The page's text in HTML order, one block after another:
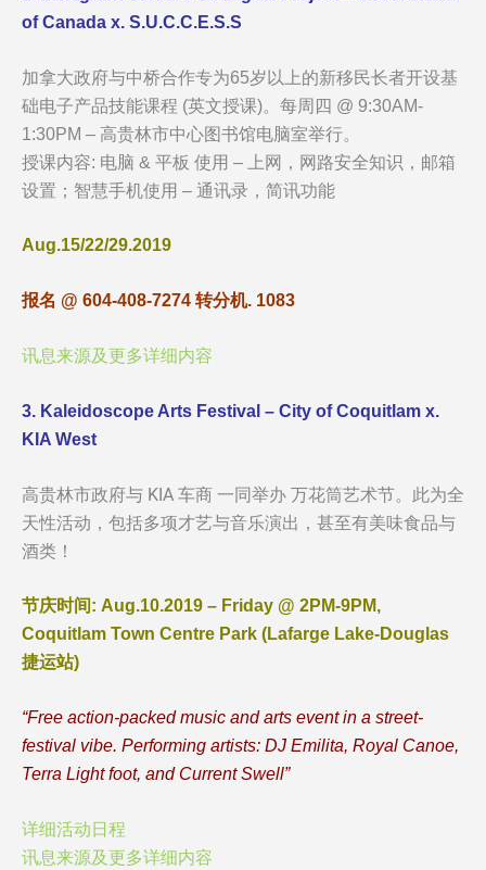
of Canada x. S.U.C.C.E.S.S
加拿大政府与中桥合作专为65岁以上的新移民长者开设基
础电子产品技能课程 (英文授课)。每周四 @ 9:30AM-
1:30PM – 高贵林市中心图书馆电脑室举行。
授课内容: 电脑 & 平板 使用 – 上网，网路安全知识，邮箱
设置；智慧手机使用 – 通讯录，简讯功能
Aug.15/22/29.2019
报名 @ 604-408-7274 转分机. 1083
讯息来源及更多详细内容
3. Kaleidoscope Arts Festival – City of Coquitlam x.
KIA West
高贵林市政府与 KIA 车商 一同举办 万花筒艺术节。此为全
天性活动，包括多项才艺与音乐演出，甚至有美味食品与
酒类！
节庆时间: Aug.10.2019 – Friday @ 2PM-9PM,
Coquitlam Town Centre Park (Lafarge Lake-Douglas
捷运站)
“Free action-packed music and arts event in a street-
festival vibe. Performing artists: DJ Emilita, Royal Canoe,
Terra Light foot, and Current Swell”
详细活动日程
讯息来源及更多详细内容